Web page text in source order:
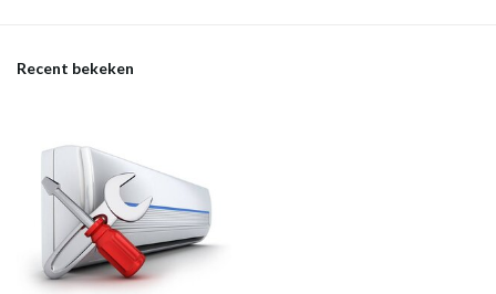
Recent bekeken